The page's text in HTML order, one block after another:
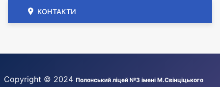
КОНТАКТИ
Copyright © 2024 Полонський ліцей №3 імені М.Свінціцького